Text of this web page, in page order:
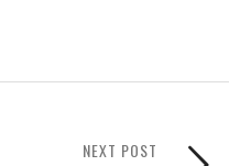
NEXT POST